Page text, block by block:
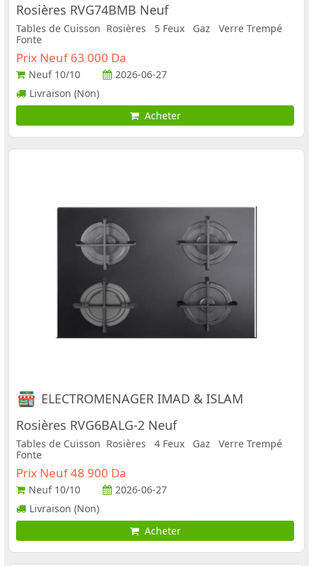
Rosières RVG74BMB Neuf
Tables de Cuisson Rosières 5 Feux Gaz Verre Trempé
Fonte
Prix Neuf 63 000 Da
Neuf 10/10
2026-06-27
Livraison (Non)
Acheter
ELECTROMENAGER IMAD & ISLAM
Rosières RVG6BALG-2 Neuf
Tables de Cuisson Rosières 4 Feux Gaz Verre Trempé
Fonte
Prix Neuf 48 900 Da
Neuf 10/10
2026-06-27
Livraison (Non)
Acheter